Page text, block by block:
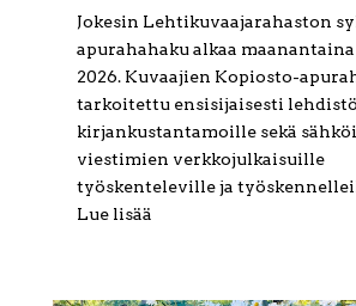
Jokesin Lehtikuvaajarahaston
apurahahaku alkaa maanantaina
2026. Kuvaajien Kopiosto-
tarkoitettu ensisijaisesti
kirjankustantamoille sekä
viestimien verkkojulkaisuille
työskenteleville ja
Lue lisää